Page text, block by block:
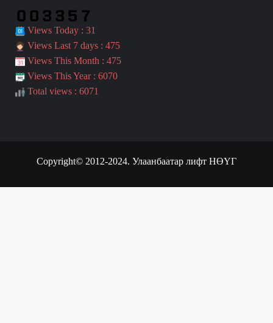
Views Today : 31
Views Last 7 days : 475
Views This Month : 475
Views This Year : 6070
Total views : 6071
Copyright© 2012-2024. Улаанбаатар лифт НӨҮГ